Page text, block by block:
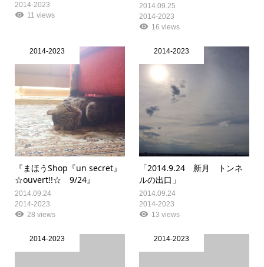
2014-2023
11 views
2014.09.25
2014-2023
16 views
2014-2023
『まほうShop『un secret』
☆ouvert!!☆ 9/24』
2014.09.24
2014-2023
28 views
2014-2023
「2014.9.24 新月 トンネ
ルの出口」
2014.09.24
2014-2023
13 views
2014-2023 2014-2023